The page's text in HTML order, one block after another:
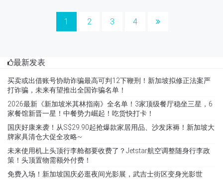
1 2 3 4
最新发表
买卖或出借账号协助诈骗最高可判12下鞭刑！新加坡拟修正法案严
打诈骗，未来有望推出全国诈骗名单！
2026最新《新加坡米其林指南》全名单！3家顶级餐厅稳坐三星，6
家餐馆新晋一星！中餐势力崛起！吃货快打卡！
国庆好康来袭！从S$29.90起抢爆款家居用品、沙发床褥！新加坡大
牌家具清仓大促全攻略~
未来使用机上头顶行李舱都要收费了？Jetstar航空调整随身行李政
策！头顶置物需额外付费！
免费入场！新加坡国庆必逛夜间光影展，武吉士街区变身光影世